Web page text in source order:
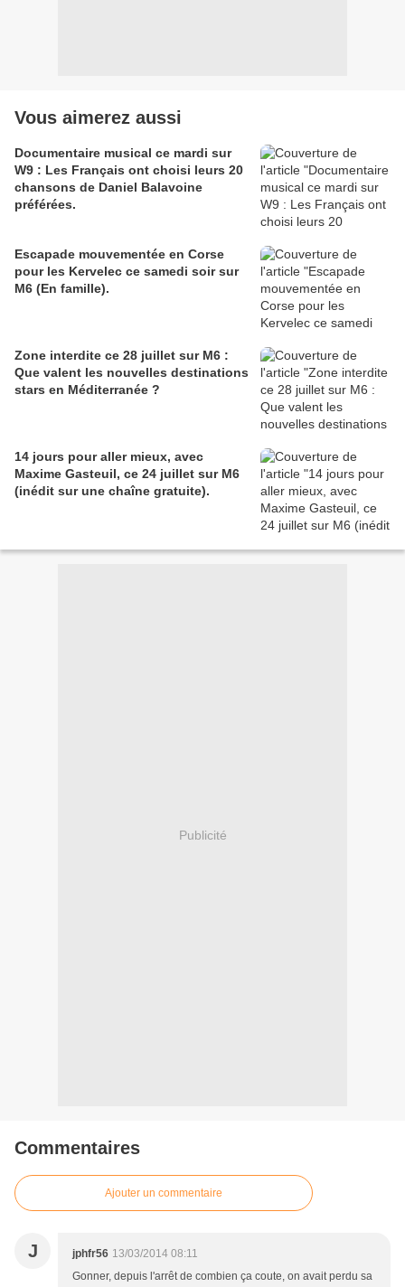
Vous aimerez aussi
Documentaire musical ce mardi sur
W9 : Les Français ont choisi leurs 20
chansons de Daniel Balavoine
préférées.
Escapade mouvementée en Corse
pour les Kervelec ce samedi soir sur
M6 (En famille).
Zone interdite ce 28 juillet sur M6 :
Que valent les nouvelles destinations
stars en Méditerranée ?
14 jours pour aller mieux, avec
Maxime Gasteuil, ce 24 juillet sur M6
(inédit sur une chaîne gratuite).
Publicité
Commentaires
Ajouter un commentaire
J jphfr56 13/03/2014 08:11
Gonner, depuis l'arrêt de combien ça coute, on avait perdu sa